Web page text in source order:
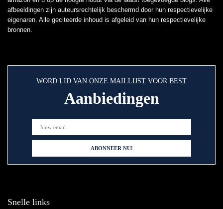
afbeeldingen zijn auteursrechtelijk beschermd door hun respectievelijke
eigenaren. Alle geciteerde inhoud is afgeleid van hun respectievelijke
bronnen.
WORD LID VAN ONZE MAILLIJST VOOR BEST
Aanbiedingen
Snelle links